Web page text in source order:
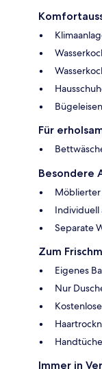
Für
Besondere
Möblierter
Separate
Zum
Eigenes
Nur
Immer in